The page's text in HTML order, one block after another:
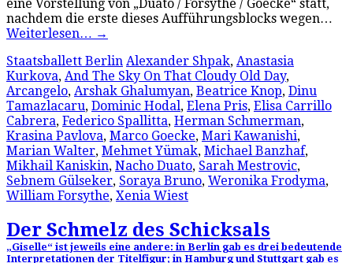
eine Vorstellung von „Duato / Forsythe / Goecke“ statt,
nachdem die erste dieses Aufführungsblocks wegen…
Weiterlesen… →
Staatsballett Berlin Alexander Shpak, Anastasia
Kurkova, And The Sky On That Cloudy Old Day,
Arcangelo, Arshak Ghalumyan, Beatrice Knop, Dinu
Tamazlacaru, Dominic Hodal, Elena Pris, Elisa Carrillo
Cabrera, Federico Spallitta, Herman Schmerman,
Krasina Pavlova, Marco Goecke, Mari Kawanishi,
Marian Walter, Mehmet Yümak, Michael Banzhaf,
Mikhail Kaniskin, Nacho Duato, Sarah Mestrovic,
Sebnem Gülseker, Soraya Bruno, Weronika Frodyma,
William Forsythe, Xenia Wiest
Der Schmelz des Schicksals
„Giselle“ ist jeweils eine andere: in Berlin gab es drei bedeutende
Interpretationen der Titelfigur; in Hamburg und Stuttgart gab es